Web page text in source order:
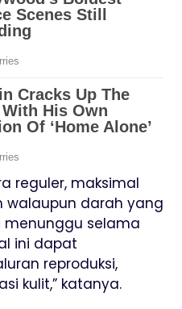
reguler, maksimal
walaupun darah yang
menunggu selama
ini dapat
reproduksi,
kulit,” katanya.